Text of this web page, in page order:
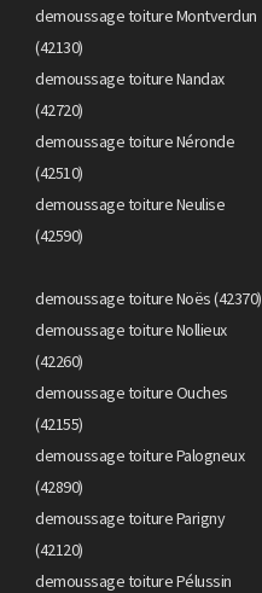
demoussage toiture Montverdun
(42130)
demoussage toiture Nandax
(42720)
demoussage toiture Néronde
(42510)
demoussage toiture Neulise
(42590)
demoussage toiture Noës (42370)
demoussage toiture Nollieux
(42260)
demoussage toiture Ouches
(42155)
demoussage toiture Palogneux
(42890)
demoussage toiture Parigny
(42120)
demoussage toiture Pélussin